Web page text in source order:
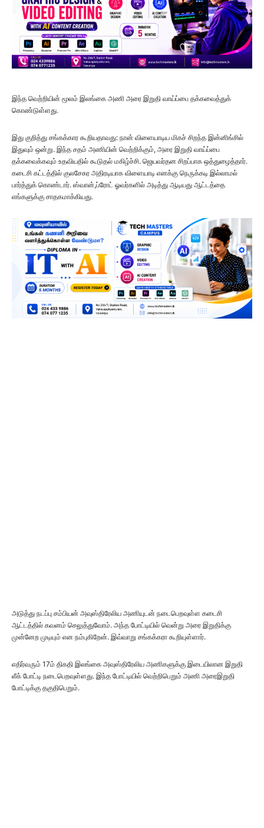
இந்த வெற்றியின் மூலம் இலங்கை அணி அரை இறுதி வாய்ப்பை தக்கவைத்துக்
கொண்டுள்ளது.
இது குறித்து சங்கக்கார கூறியதாவது: நான் விளையாடிய மிகச் சிறந்த இன்னிங்சில்
இதுவும் ஒன்று. இந்த சதம் அணியின் வெற்றிக்கும், அரை இறுதி வாய்ப்பை
தக்கவைக்கவும் உதவியதில் கூடுதல் மகிழ்ச்சி. ஜெயவர்தன சிறப்பாக ஒத்துழைத்தார்.
கடைசி கட்டத்தில் குலசேகர அதிரடியாக விளையாடி எனக்கு நெருக்கடி இல்லாமல்
பார்த்துக் கொண்டார். ஸ்வான்,ப்ரோட் ஓவர்களில் அடித்து ஆடியது ஆட்டத்தை
எங்களுக்கு சாதகமாக்கியது.
அடுத்து நடப்பு சம்பியன் அவுஸ்திரேலிய அணியுடன் நடைபெறவுள்ள கடைசி
ஆட்டத்தில் கவனம் செலுத்துவோம். அந்த போட்டியில் வென்று அரை இறுதிக்கு
முன்னேற முடியும் என நம்புகிறேன். இவ்வாறு சங்கக்கரா கூறியுள்ளார்.
எதிர்வரும் 17ம் திகதி இலங்கை அவுஸ்திரேலிய அணிகளுக்கு இடையிலான இறுதி
லீக் போட்டி நடைபெறவுள்ளது. இந்த போட்டியில் வெற்றிபெறும் அணி அரைஇறுதி
போட்டிக்கு தகுதிபெறும்.